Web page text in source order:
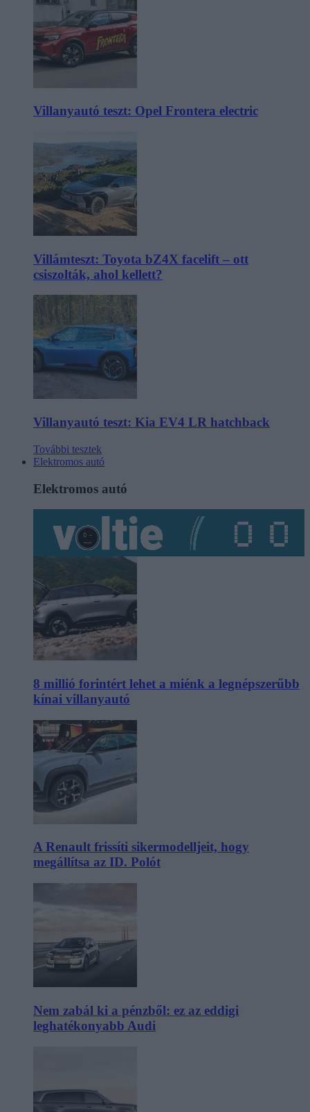
Villanyautó teszt: Opel Frontera electric
Villámteszt: Toyota bZ4X facelift – ott
csiszolták, ahol kellett?
Villanyautó teszt: Kia EV4 LR hatchback
További tesztek
Elektromos autó
Elektromos autó
8 millió forintért lehet a miénk a legnépszerűbb
kínai villanyautó
A Renault frissíti sikermodelljeit, hogy
megállítsa az ID. Polót
Nem zabál ki a pénzből: ez az eddigi
leghatékonyabb Audi